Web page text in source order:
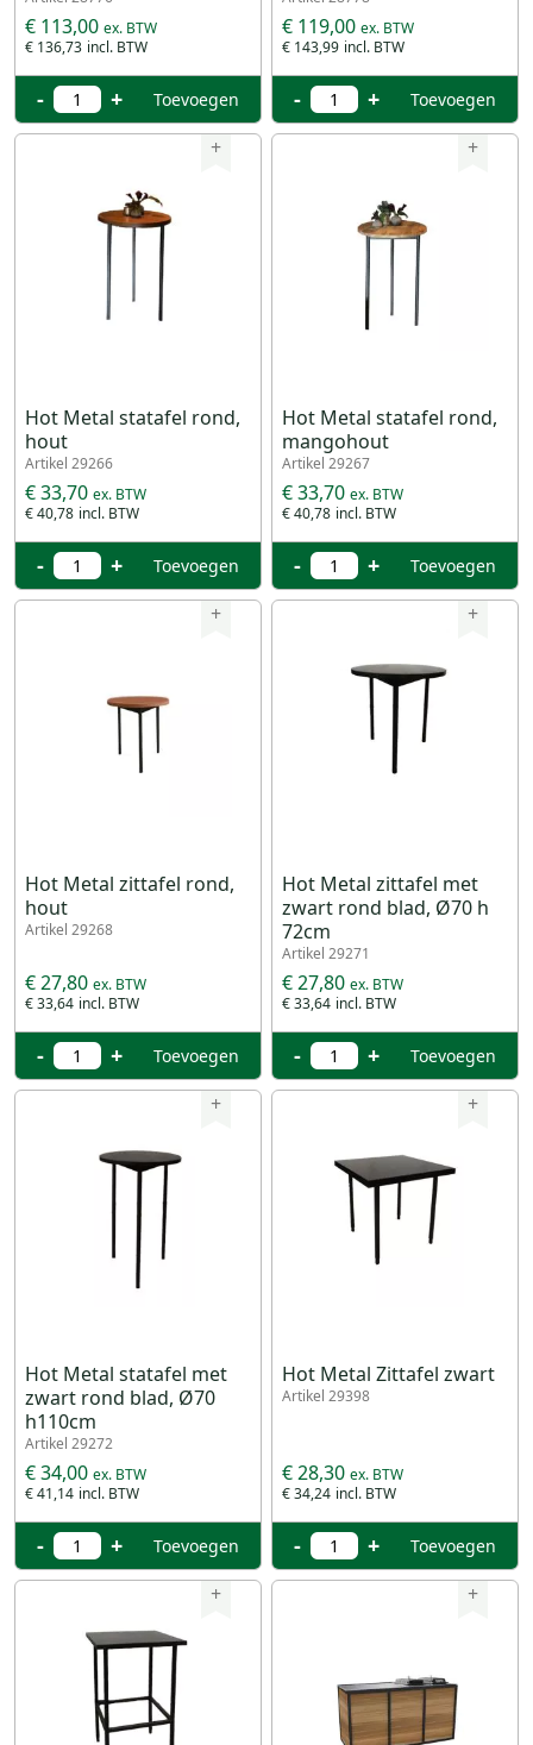
€ 136,73
€ 113,00
- + Toevoegen
€ 143,99
€ 119,00
- + Toevoegen
+
Hot Metal statafel rond,
hout
Artikel 29266
€ 40,78
€ 33,70
- + Toevoegen
+
Hot Metal statafel rond,
mangohout
Artikel 29267
€ 40,78
€ 33,70
- + Toevoegen
+
Hot Metal zittafel rond,
hout
Artikel 29268
€ 33,64
€ 27,80
- + Toevoegen
+
Hot Metal zittafel met
zwart rond blad, Ø70 h
72cm
Artikel 29271
€ 33,64
€ 27,80
- + Toevoegen
+
Hot Metal statafel met
zwart rond blad, Ø70
h110cm
Artikel 29272
€ 41,14
€ 34,00
- + Toevoegen
+
Hot Metal Zittafel zwart
Artikel 29398
€ 34,24
€ 28,30
- + Toevoegen
+ +